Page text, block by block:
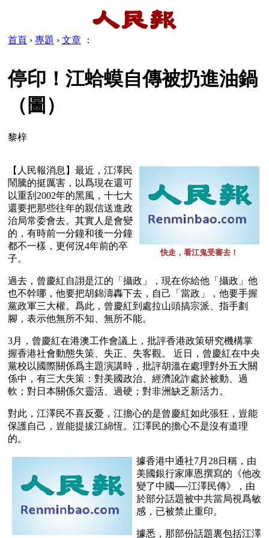
首頁 › 專題 › 文章 ：
停印！江蛤蟆自傳被扔進油鍋
（圖）
黎梓
快走，看江鬼受審去！
【人民報消息】最近，江澤民
鬧騰的挺厲害，以爲現在還可
以重刮2002年的黑風，十七大
還要把那些往年的親信送進政
治局常委會去。其實人是會變
的，有時前一分鐘和後一分鐘
都不一樣，更何況4年前的卒
子。
過去，曾慶紅自詡是江的「攝政」，現在你給他「攝政」他
也不幹哪，他要把胡錦濤轟下去，自己「當政」，他要手握
黨政軍三大權。爲此，曾慶紅到處拉山頭搞宗派、指手劃
腳，表示他無所不知、無所不能。
3月，曾慶紅在港澳工作會議上，批評香港政策研究機構掌
握香港社會動態失策、失正、失客觀。 近日，曾慶紅在中央
黨校以國際關係爲主題演講時，批評胡溫在處理對外五大關
係中，有三大失策：對美國政治、經濟訛詐處於被動、過
軟；對日本關係欠靈活、過硬；對非洲缺乏新活力。
對此，江澤民不喜反憂，江擔心的是曾慶紅如此張狂，豈能
保護自己，豈能提拔江綿恆。江澤民的擔心不是沒有道理
的。
據香港中通社7月28日稱，由
美國銀行家庫恩撰寫的《他改
變了中國──江澤民傳》，由
於部分話題被中共當局視爲敏
感，已被禁止重印。
據悉，那部份話題裏包括江澤